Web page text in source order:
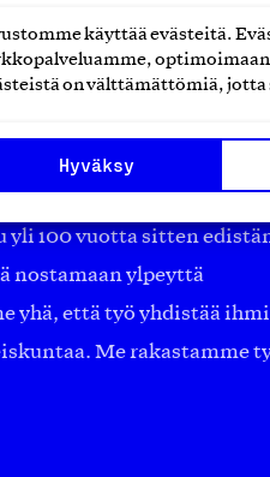
käyttää evästeitä.
optimoimaan
on välttämättömiä,
Hyväksy
koko suomalaisen
yhteisöistä
100 vuotta sitten
nostamaan ylpeyttä
yhä, että työ yhdistää
Me rakastamme